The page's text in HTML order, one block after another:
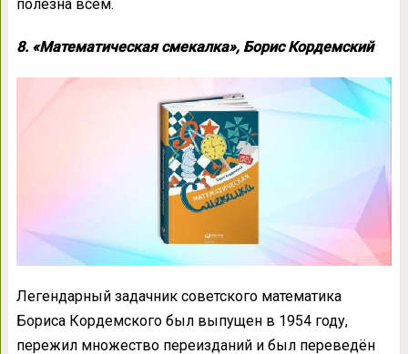
полезна всем.
8. «Математическая смекалка», Борис Кордемский
Легендарный задачник советского математика
Бориса Кордемского был выпущен в 1954 году,
пережил множество переизданий и был переведён